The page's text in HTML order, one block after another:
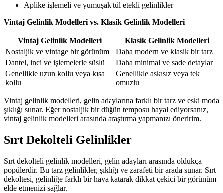
Aplike işlemeli ve yumuşak tül etekli gelinlikler
Vintaj Gelinlik Modelleri vs. Klasik Gelinlik Modelleri
Vintaj Gelinlik Modelleri
Klasik Gelinlik Modelleri
Nostaljik ve vintage bir görünüm
Daha modern ve klasik bir tarz
Dantel, inci ve işlemelerle süslü
Daha minimal ve sade detaylar
Genellikle uzun kollu veya kısa
kollu
Genellikle askısız veya tek
omuzlu
Vintaj gelinlik modelleri, gelin adaylarına farklı bir tarz ve eski moda
şıklığı sunar. Eğer nostaljik bir düğün temposu hayal ediyorsanız,
vintaj gelinlik modelleri arasında araştırma yapmanızı öneririm.
Sırt Dekolteli Gelinlikler
Sırt dekolteli gelinlik modelleri, gelin adayları arasında oldukça
popülerdir. Bu tarz gelinlikler, şıklığı ve zarafeti bir arada sunar. Sırt
dekoltesi, gelinliğe farklı bir hava katarak dikkat çekici bir görünüm
elde etmenizi sağlar.